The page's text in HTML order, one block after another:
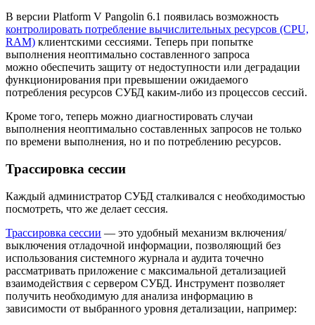
В версии Platform V Pangolin 6.1 появилась возможность
контролировать потребление вычислительных ресурсов (CPU,
RAM) клиентскими сессиями. Теперь при попытке
выполнения неоптимально составленного запроса
можно обеспечить защиту от недоступности или деградации
функционирования при превышении ожидаемого
потребления ресурсов СУБД каким-либо из процессов сессий.
Кроме того, теперь можно диагностировать случаи
выполнения неоптимально составленных запросов не только
по времени выполнения, но и по потреблению ресурсов.
Трассировка сессии
Каждый администратор СУБД сталкивался с необходимостью
посмотреть, что же делает сессия.
Трассировка сессии — это удобный механизм включения/
выключения отладочной информации, позволяющий без
использования системного журнала и аудита точечно
рассматривать приложение с максимальной детализацией
взаимодействия с сервером СУБД. Инструмент позволяет
получить необходимую для анализа информацию в
зависимости от выбранного уровня детализации, например: